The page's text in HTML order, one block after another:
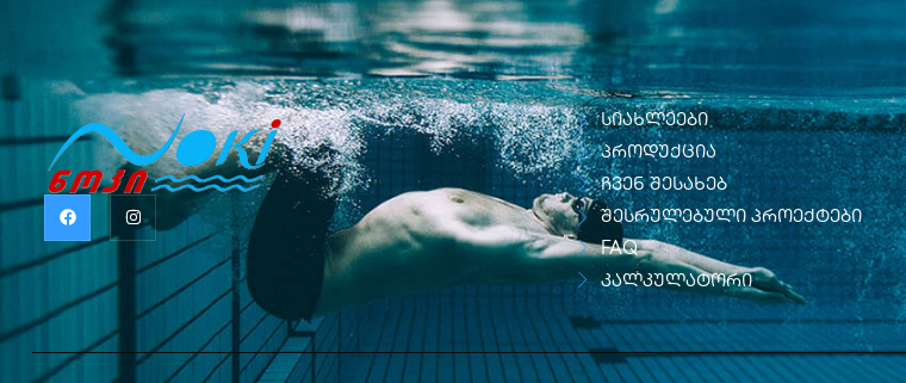
სიახლეები
პროდუქცია
ჩვენ შესახებ
შესრულებული პროექტები
FAQ
კალკულატორი